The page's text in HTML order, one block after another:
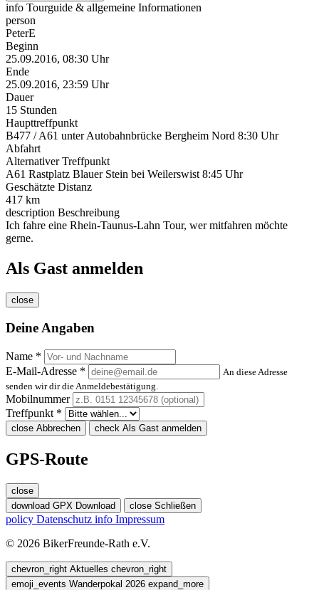
info Tourguide & allgemeine Informationen
person
PeterE
Beginn
25.09.2016, 08:30 Uhr
Ende
25.09.2016, 23:59 Uhr
Dauer
15 Stunden
Haupttreffpunkt
B477 / A61 unter Autobahnbrücke Bergheim Nord 8:30 Uhr
Abfahrt
Alternativer Treffpunkt
A61 Rastplatz Blauer Stein bei Weilerswist 8:45 Uhr
Geschätzte Distanz
417 km
description Beschreibung
Ich fahre eine Rhein-Taunus-Lahn Tour, wer mitfahren möchte
gerne.
Als Gast anmelden
close
Deine Angaben
Name *
E-Mail-Adresse *
An diese Adresse
senden wir dir die Anmeldebestätigung.
Mobilnummer
Treffpunkt *
close Abbrechen check Als Gast anmelden
GPS-Route
close
download GPX Download close Schließen
policy Datenschutz info Impressum
© 2026 BikerFreunde-Rath e.V.
chevron_right Aktuelles chevron_right
emoji_events Wanderpokal 2026 expand_more